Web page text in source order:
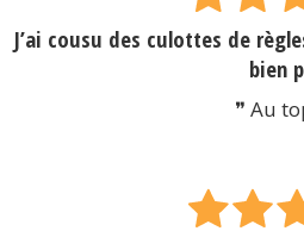
J’ai cousu des culottes de
bien
❞ Au